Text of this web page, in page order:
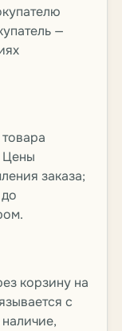
—
Цены
заказа;
корзину на
с